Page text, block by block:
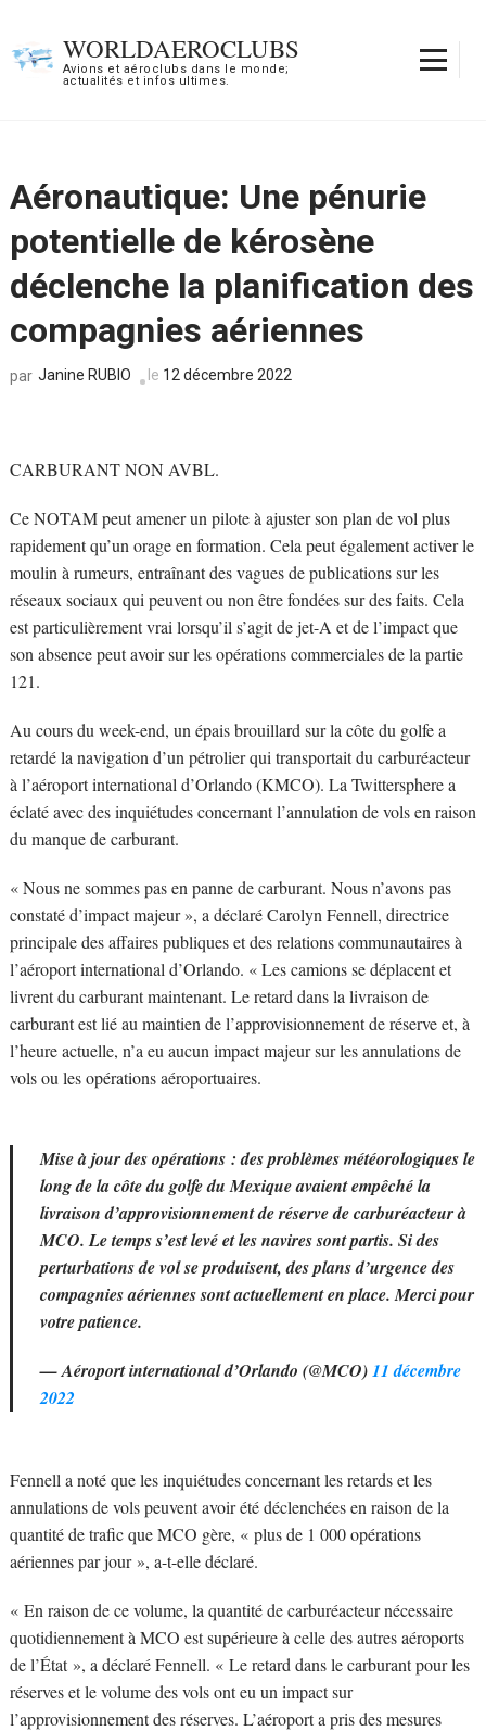
contenu
WORLDAEROCLUBS
Avions et aéroclubs dans le monde;
actualités et infos ultimes.
Aéronautique: Une pénurie
potentielle de kérosène
déclenche la planification des
compagnies aériennes
par Janine RUBIO le 12 décembre 2022
CARBURANT NON AVBL.
Ce NOTAM peut amener un pilote à ajuster son plan de vol plus
rapidement qu’un orage en formation. Cela peut également activer le
moulin à rumeurs, entraînant des vagues de publications sur les
réseaux sociaux qui peuvent ou non être fondées sur des faits. Cela
est particulièrement vrai lorsqu’il s’agit de jet-A et de l’impact que
son absence peut avoir sur les opérations commerciales de la partie
121.
Au cours du week-end, un épais brouillard sur la côte du golfe a
retardé la navigation d’un pétrolier qui transportait du carburéacteur
à l’aéroport international d’Orlando (KMCO). La Twittersphere a
éclaté avec des inquiétudes concernant l’annulation de vols en raison
du manque de carburant.
« Nous ne sommes pas en panne de carburant. Nous n’avons pas
constaté d’impact majeur », a déclaré Carolyn Fennell, directrice
principale des affaires publiques et des relations communautaires à
l’aéroport international d’Orlando. « Les camions se déplacent et
livrent du carburant maintenant. Le retard dans la livraison de
carburant est lié au maintien de l’approvisionnement de réserve et, à
l’heure actuelle, n’a eu aucun impact majeur sur les annulations de
vols ou les opérations aéroportuaires.
Mise à jour des opérations : des problèmes météorologiques le
long de la côte du golfe du Mexique avaient empêché la
livraison d’approvisionnement de réserve de carburéacteur à
MCO. Le temps s’est levé et les navires sont partis. Si des
perturbations de vol se produisent, des plans d’urgence des
compagnies aériennes sont actuellement en place. Merci pour
votre patience.
— Aéroport international d’Orlando (@MCO)11 décembre
2022
Fennell a noté que les inquiétudes concernant les retards et les
annulations de vols peuvent avoir été déclenchées en raison de la
quantité de trafic que MCO gère, « plus de 1 000 opérations
aériennes par jour », a-t-elle déclaré.
« En raison de ce volume, la quantité de carburéacteur nécessaire
quotidiennement à MCO est supérieure à celle des autres aéroports
de l’État », a déclaré Fennell. « Le retard dans le carburant pour les
réserves et le volume des vols ont eu un impact sur
l’approvisionnement des réserves. L’aéroport a pris des mesures